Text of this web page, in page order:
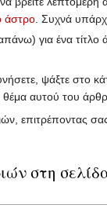
άστρο . Συχνά
για ένα τίτλο
ψάξτε στο
θέμα αυτού του
επιτρέποντας
στη